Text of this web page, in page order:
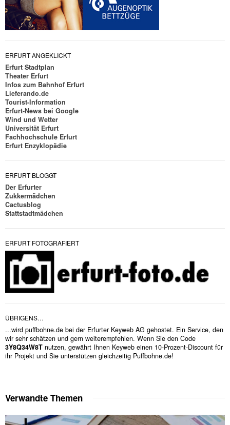
ERFURT ANGEKLICKT
Erfurt Stadtplan
Theater Erfurt
Infos zum Bahnhof Erfurt
Lieferando.de
Tourist-Information
Erfurt-News bei Google
Wind und Wetter
Universität Erfurt
Fachhochschule Erfurt
Erfurt Enzyklopädie
ERFURT BLOGGT
Der Erfurter
Zukkermädchen
Cactusblog
Stattstadtmädchen
ERFURT FOTOGRAFIERT
ÜBRIGENS…
...wird puffbohne.de bei der Erfurter Keyweb AG gehostet. Ein Service, den
wir sehr schätzen und gern weiterempfehlen. Wenn Sie den Code
3Y8Q34W8T nutzen, gewährt Ihnen Keyweb einen 10-Prozent-Discount für
ihr Projekt und Sie unterstützen gleichzeitig Puffbohne.de!
Verwandte Themen